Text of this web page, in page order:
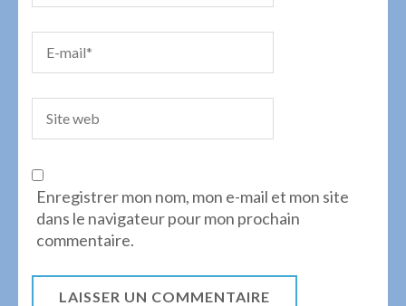
Enregistrer mon nom, mon e-mail et mon site
dans le navigateur pour mon prochain
commentaire.